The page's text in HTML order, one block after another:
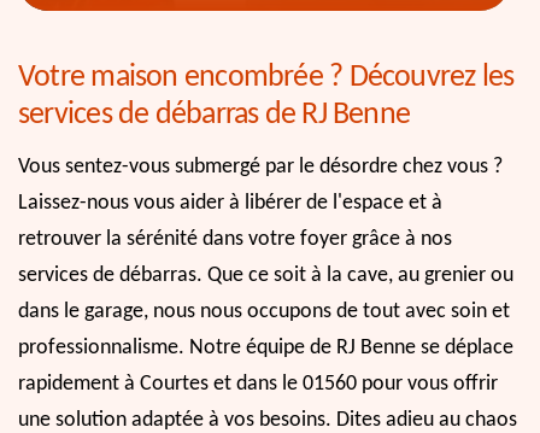
Votre maison encombrée ? Découvrez les
services de débarras de RJ Benne
Vous sentez-vous submergé par le désordre chez vous ?
Laissez-nous vous aider à libérer de l'espace et à
retrouver la sérénité dans votre foyer grâce à nos
services de débarras. Que ce soit à la cave, au grenier ou
dans le garage, nous nous occupons de tout avec soin et
professionnalisme. Notre équipe de RJ Benne se déplace
rapidement à Courtes et dans le 01560 pour vous offrir
une solution adaptée à vos besoins. Dites adieu au chaos